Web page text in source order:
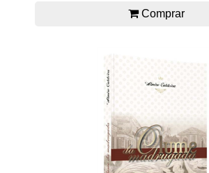
Comprar